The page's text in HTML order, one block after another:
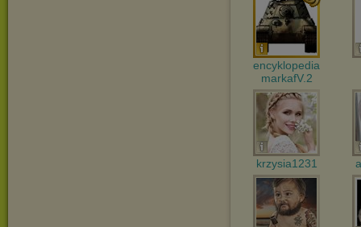
encyklopedia
markafV.2
krzysia1231